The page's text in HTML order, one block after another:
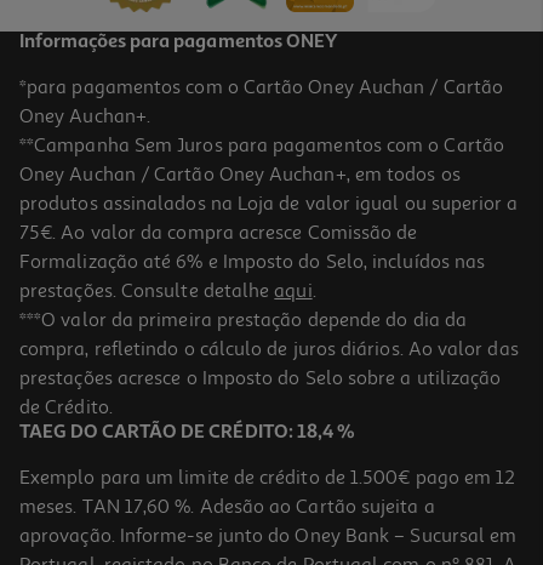
Jogo Para Nintendo Swtich 2 Xenoblade Chronicles X
69.99 €/un
69,99 €
Informações para pagamentos ONEY
*para pagamentos com o Cartão Oney Auchan / Cartão
Oney Auchan+.
**Campanha Sem Juros para pagamentos com o Cartão
Oney Auchan / Cartão Oney Auchan+, em todos os
produtos assinalados na Loja de valor igual ou superior a
75€. Ao valor da compra acresce Comissão de
Formalização até 6% e Imposto do Selo, incluídos nas
prestações. Consulte detalhe aqui.
***O valor da primeira prestação depende do dia da
compra, refletindo o cálculo de juros diários. Ao valor das
prestações acresce o Imposto do Selo sobre a utilização
de Crédito.
TAEG DO CARTÃO DE CRÉDITO: 18,4 %
Exemplo para um limite de crédito de 1.500€ pago em 12
meses. TAN 17,60 %. Adesão ao Cartão sujeita a
aprovação. Informe-se junto do Oney Bank – Sucursal em